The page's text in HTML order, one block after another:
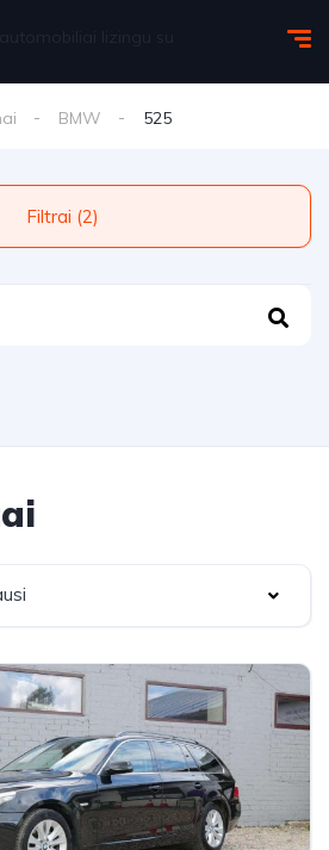
BMW 525
Filtrai (2)